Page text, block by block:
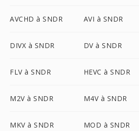
AVCHD à SNDR AVI à SNDR
DIVX à SNDR DV à SNDR
FLV à SNDR HEVC à SNDR
M2V à SNDR M4V à SNDR
MKV à SNDR MOD à SNDR